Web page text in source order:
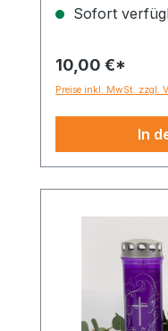
Sofort
10,00 €*
Preise inkl. MwSt. zzgl.
In